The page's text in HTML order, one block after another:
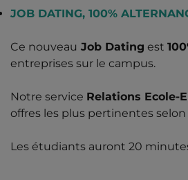
JOB DATING, 100%
Ce nouveau Job Dating est
entreprises sur le campus.
Notre service Relations Ecole-
offres les plus pertinentes
Les étudiants auront 20